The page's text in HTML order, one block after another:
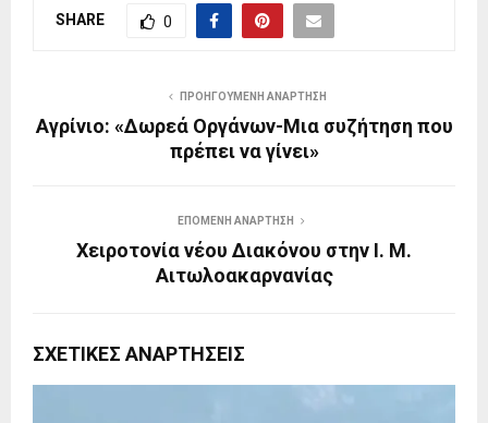
SHARE 0
ΠΡΟΗΓΟΎΜΕΝΗ ΑΝΆΡΤΗΣΗ
Αγρίνιο: «Δωρεά Οργάνων-Μια συζήτηση που
πρέπει να γίνει»
ΕΠΌΜΕΝΗ ΑΝΆΡΤΗΣΗ
Χειροτονία νέου Διακόνου στην Ι. Μ.
Αιτωλοακαρνανίας
ΣΧΕΤΙΚΈΣ ΑΝΑΡΤΉΣΕΙΣ